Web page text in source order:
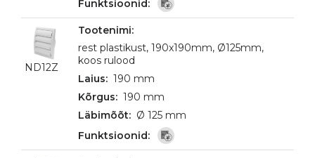
ND12Z
rest plastikust, 190x190mm, Ø125mm,
koos rulood
190 mm
190 mm
Ø 125 mm